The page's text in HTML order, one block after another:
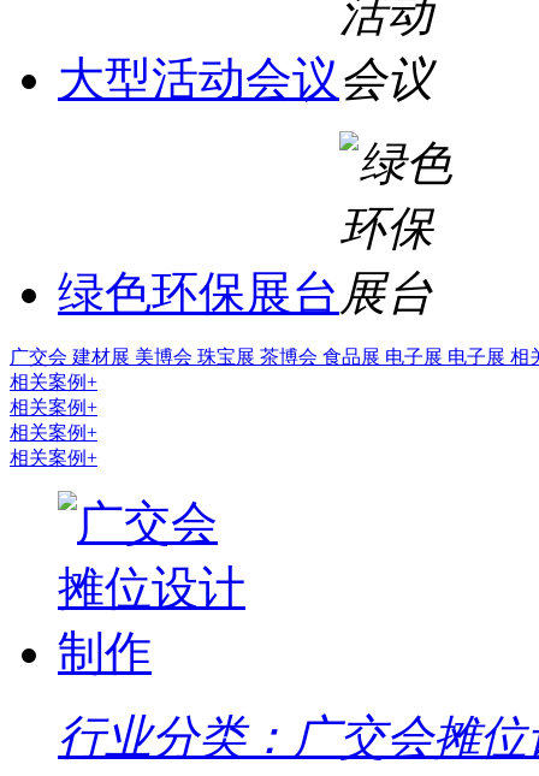
大型活动会议
绿色环保展台
广交会 建材展 美博会 珠宝展 茶博会 食品展 电子展 电子展 相
相关案例+
相关案例+
相关案例+
相关案例+
行业分类：广交会摊